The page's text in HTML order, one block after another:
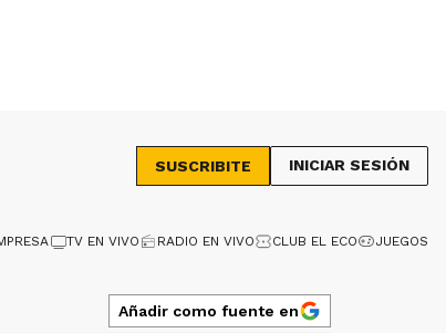
SUSCRIBITE INICIAR SESIÓN
TV EN VIVO RADIO EN VIVO CLUB EL ECO JUEGOS
Añadir como fuente en